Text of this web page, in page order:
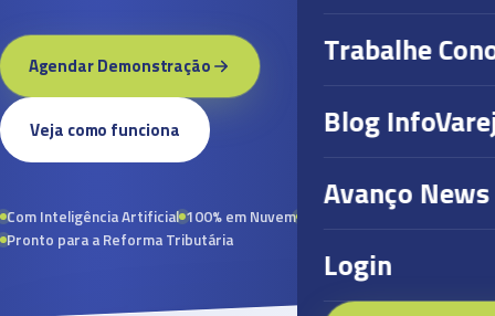
Trabalhe
Blog
Avanço News
Login
Agendar Demonstração
Veja como funciona
Com Inteligência Artificial 100% em Nuvem
Hospedado na AWS
Pronto para a Reforma Tributária